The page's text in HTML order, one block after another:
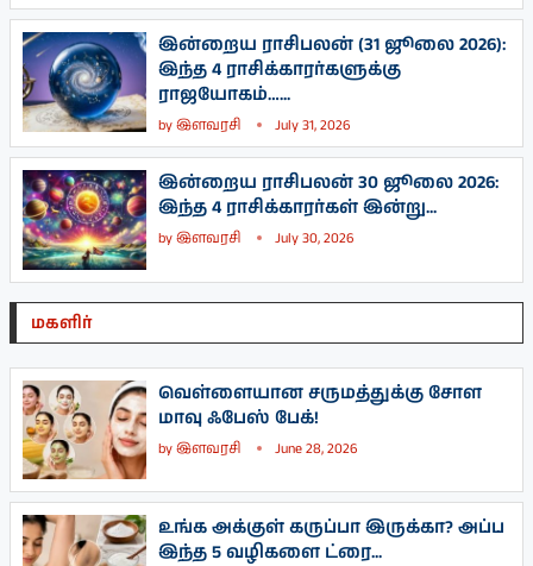
இன்றைய ராசிபலன் (31 ஜூலை 2026):
இந்த 4 ராசிக்காரர்களுக்கு
ராஜயோகம்…...
byஇளவரசி July 31, 2026
இன்றைய ராசிபலன் 30 ஜூலை 2026:
இந்த 4 ராசிக்காரர்கள் இன்று...
byஇளவரசி July 30, 2026
மகளிர்
வெள்ளையான சருமத்துக்கு சோள
மாவு ஃபேஸ் பேக்!
byஇளவரசி June 28, 2026
உங்க அக்குள் கருப்பா இருக்கா? அப்ப
இந்த 5 வழிகளை ட்ரை...